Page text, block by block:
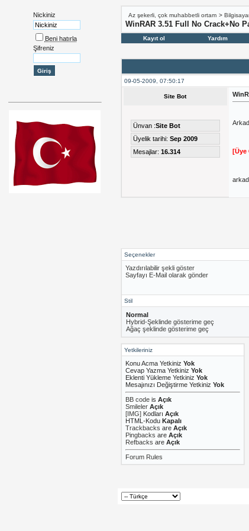
Nickiniz
Beni hatırla
Şifreniz
Az şekerli, çok muhabbetli ortam >
WinRAR 3.51 Full No Crack+No
Kayıt ol Yardım
09-05-2009, 07:50:17
Site Bot
Ünvan :Site Bot
Üyelik tarihi: Sep 2009
Mesajlar: 16.314 [Üye
Seçenekler
Yazdırılabilir şekli göster
Sayfayı E-Mail olarak gönder
Stil
Normal
Hybrid-Şeklinde gösterime geç
Ağaç şeklinde gösterime geç
Yetkileriniz
Konu Acma Yetkiniz Yok
Cevap Yazma Yetkiniz Yok
Eklenti Yükleme Yetkiniz Yok
Mesajınızı Değiştirme Yetkiniz Yok
BB codeis Açık
Smileler Açık
[IMG]Kodları Açık
HTML-Kodu Kapalı
Trackbacks are Açık
Pingbacks are Açık
Refbacks are Açık
Forum Rules